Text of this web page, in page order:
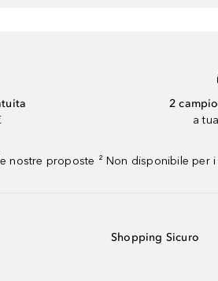
2
a
proposte ² Non disponibile per
Shopping Sicuro